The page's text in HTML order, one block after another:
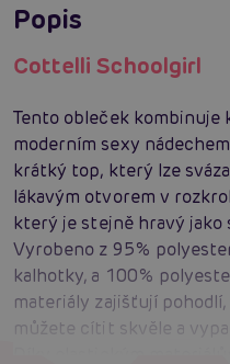
Popis
Cottelli Schoolgirl
Tento obleček kombinuje
moderním sexy
krátký top, který lze
lákavým otvorem v
který je stejně hravý jako
Vyrobeno z 95%
kalhotky, a 100%
materiály zajišťují
můžete cítit skvěle a